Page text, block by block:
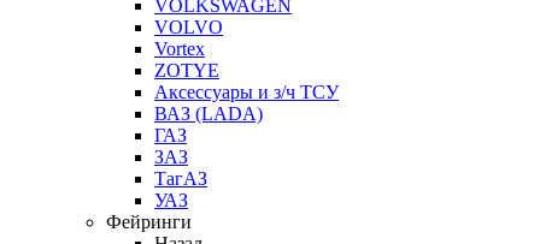
VOLKSWAGEN
VOLVO
Vortex
ZOTYE
Аксессуары и з/ч ТСУ
ВАЗ (LADA)
ГАЗ
ЗАЗ
ТагАЗ
УАЗ
Фейринги